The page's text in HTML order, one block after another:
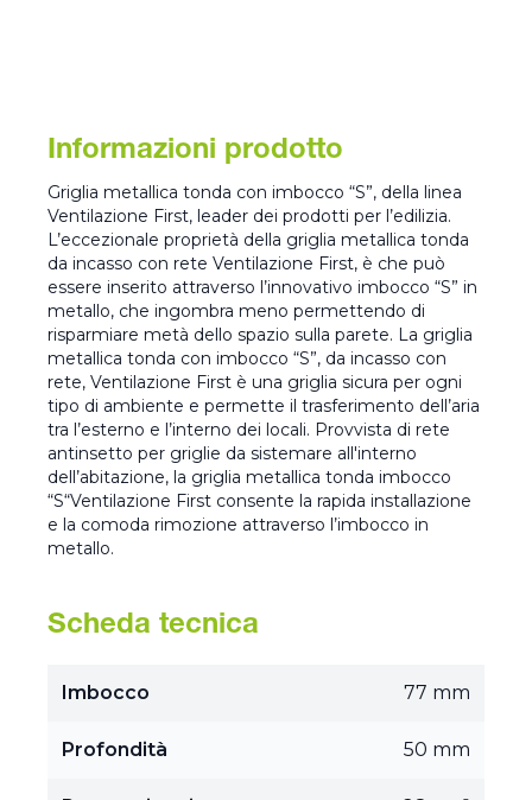
Informazioni prodotto
Griglia metallica tonda con imbocco “S”, della linea
Ventilazione First, leader dei prodotti per l’edilizia.
L’eccezionale proprietà della griglia metallica tonda
da incasso con rete Ventilazione First, è che può
essere inserito attraverso l’innovativo imbocco “S” in
metallo, che ingombra meno permettendo di
risparmiare metà dello spazio sulla parete. La griglia
metallica tonda con imbocco “S”, da incasso con
rete, Ventilazione First è una griglia sicura per ogni
tipo di ambiente e permette il trasferimento dell’aria
tra l’esterno e l’interno dei locali. Provvista di rete
antinsetto per griglie da sistemare all'interno
dell’abitazione, la griglia metallica tonda imbocco
“S“Ventilazione First consente la rapida installazione
e la comoda rimozione attraverso l’imbocco in
metallo.
Scheda tecnica
Imbocco 77 mm
Profondità 50 mm